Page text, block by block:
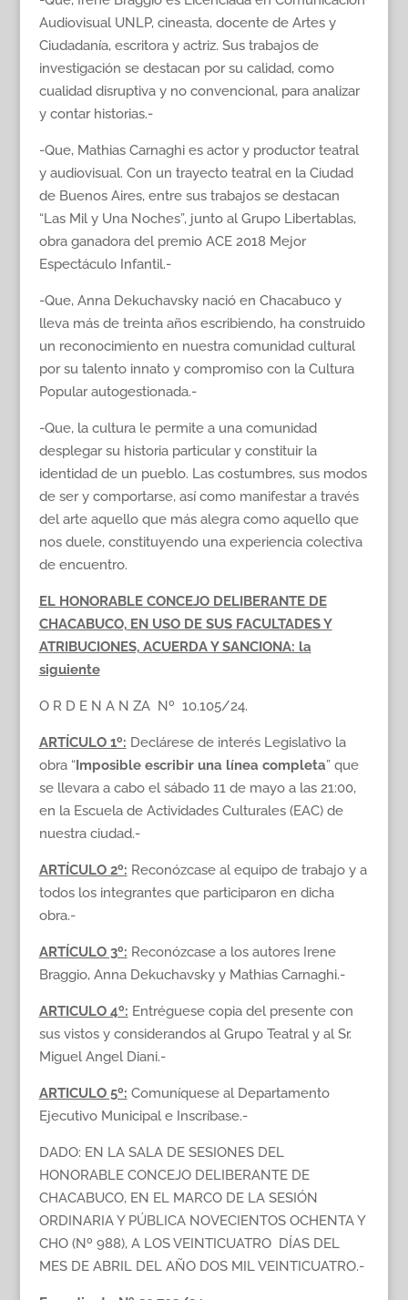
Audiovisual UNLP, cineasta, docente de Artes y
Ciudadanía, escritora y actriz. Sus trabajos de
investigación se destacan por su calidad, como
cualidad disruptiva y no convencional, para analizar
y contar historias.-
-Que, Mathias Carnaghi es actor y productor teatral
y audiovisual. Con un trayecto teatral en la Ciudad
de Buenos Aires, entre sus trabajos se destacan
“Las Mil y Una Noches”, junto al Grupo Libertablas,
obra ganadora del premio ACE 2018 Mejor
Espectáculo Infantil.-
-Que, Anna Dekuchavsky nació en Chacabuco y
lleva más de treinta años escribiendo, ha construido
un reconocimiento en nuestra comunidad cultural
por su talento innato y compromiso con la Cultura
Popular autogestionada.-
-Que, la cultura le permite a una comunidad
desplegar su historia particular y constituir la
identidad de un pueblo. Las costumbres, sus modos
de ser y comportarse, así como manifestar a través
del arte aquello que más alegra como aquello que
nos duele, constituyendo una experiencia colectiva
de encuentro.
EL HONORABLE CONCEJO DELIBERANTE DE
CHACABUCO, EN USO DE SUS FACULTADES Y
ATRIBUCIONES, ACUERDA Y SANCIONA: la
siguiente
O R D E N A N ZA Nº 10.105/24.
ARTÍCULO 1º: Declárese de interés Legislativo la
obra “Imposible escribir una línea completa” que
se llevara a cabo el sábado 11 de mayo a las 21:00,
en la Escuela de Actividades Culturales (EAC) de
nuestra ciudad.-
ARTÍCULO 2º: Reconózcase al equipo de trabajo y a
todos los integrantes que participaron en dicha
obra.-
ARTÍCULO 3º: Reconózcase a los autores Irene
Braggio, Anna Dekuchavsky y Mathias Carnaghi.-
ARTICULO 4º: Entréguese copia del presente con
sus vistos y considerandos al Grupo Teatral y al Sr.
Miguel Angel Diani.-
ARTICULO 5º: Comuníquese al Departamento
Ejecutivo Municipal e Inscríbase.-
DADO: EN LA SALA DE SESIONES DEL
HONORABLE CONCEJO DELIBERANTE DE
CHACABUCO, EN EL MARCO DE LA SESIÓN
ORDINARIA Y PÚBLICA NOVECIENTOS OCHENTA Y
CHO (Nº 988), A LOS VEINTICUATRO DÍAS DEL
MES DE ABRIL DEL AÑO DOS MIL VEINTICUATRO.-